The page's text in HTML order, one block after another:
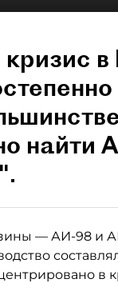
найти
— АИ-98 и
в